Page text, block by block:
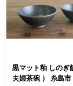
黒マット釉 しのぎ
夫婦茶碗 ） 糸島市 / 高麗窯